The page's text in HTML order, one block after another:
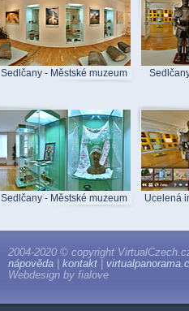
Sedlčany - Městské muzeum
Sedlčany - Městské muzeum Ucelená
2004-2020 © copyright
nápověda
kontakt
Webdesign by fialove